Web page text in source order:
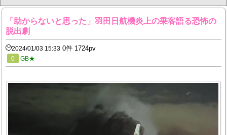
「助からないと思った」羽田日航機炎上の乗客語る恐怖の
脱出劇
2024/01/03 15:33 0件 1724pv
0 GB★